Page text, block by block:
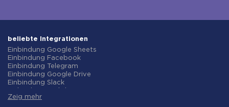
beliebte Integrationen
Einbindung Google Sheets
Einbindung Facebook
Einbindung Telegram
Einbindung Google Drive
Einbindung Slack
Einbindung Gmail
Zeig mehr